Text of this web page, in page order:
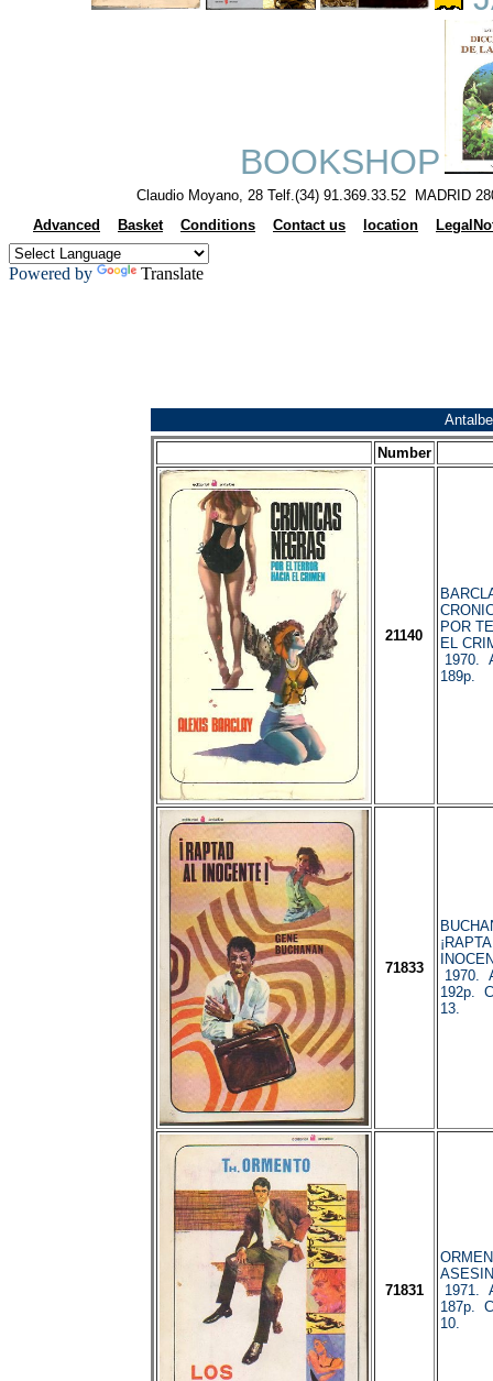
BOOKSHOP
Claudio Moyano, 28 Telf.(34) 91.369.33.52 MADRID
Advanced
Basket Conditions Contact us location
Powered by Translate
Number
21140
POR
EL
1970.
189p.
71833
1970.
192p.
13.
71831
1971.
187p.
10.